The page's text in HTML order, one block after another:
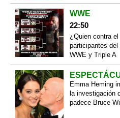
WWE
22:50
¿Quien contra
participantes del
WWE y Triple A
Emma Heming
la investigación
padece Bruce